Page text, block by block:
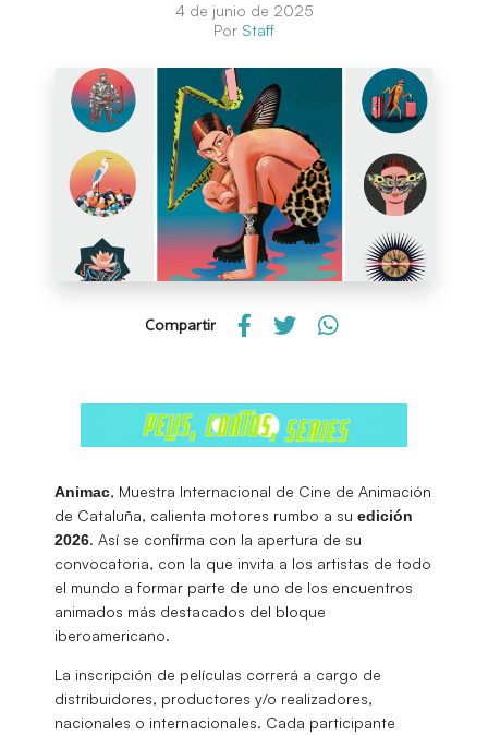
4 de junio de 2025
Por Staff
Compartir
Animac, Muestra Internacional de Cine de Animación
de Cataluña, calienta motores rumbo a su edición
2026. Así se confirma con la apertura de su
convocatoria, con la que invita a los artistas de todo
el mundo a formar parte de uno de los encuentros
animados más destacados del bloque
iberoamericano.
La inscripción de películas correrá a cargo de
distribuidores, productores y/o realizadores,
nacionales o internacionales. Cada participante